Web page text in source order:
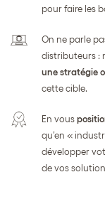
pour faire les
On ne parle
distributeurs :
une stratégie
cette cible.
En vous
qu’en «
développer
de vos